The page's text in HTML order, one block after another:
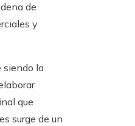
de
y
siendo la
que
surge de un